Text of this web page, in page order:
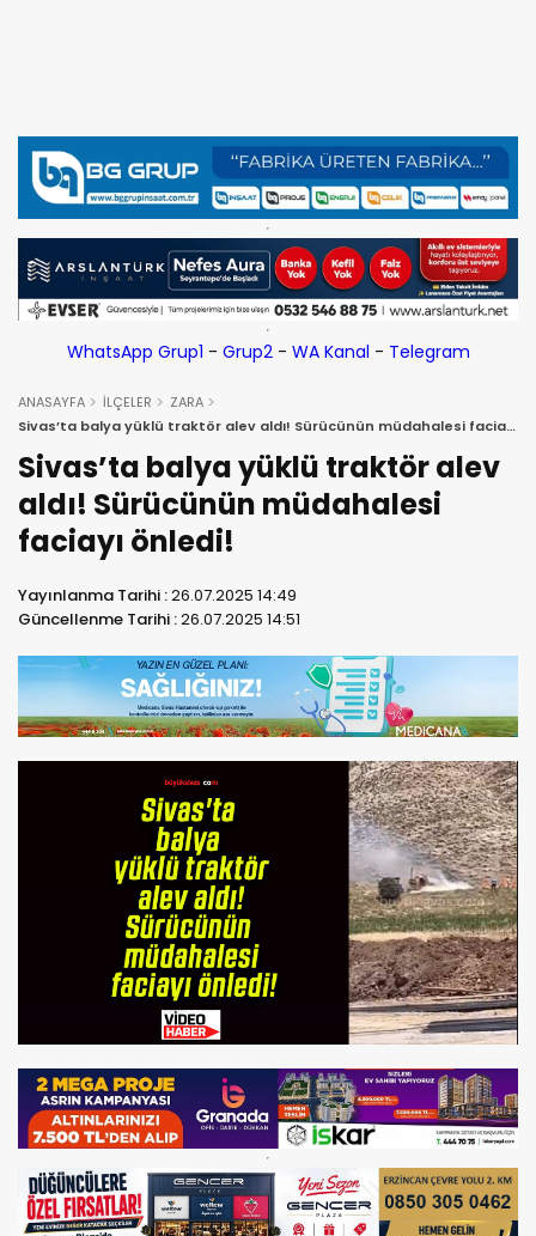
WhatsApp Grup1 - Grup2- WA Kanal - Telegram
ANASAYFA İLÇELER
ZARA
Sivas’ta balya yüklü traktör alev aldı! Sürücünün müdahalesi faciayı
önledi!
Sivas’ta balya yüklü traktör alev
aldı! Sürücünün müdahalesi
faciayı önledi!
Yayınlanma Tarihi :26.07.2025 14:49
Güncellenme Tarihi :26.07.2025 14:51